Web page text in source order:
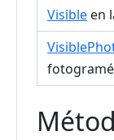
Visible en